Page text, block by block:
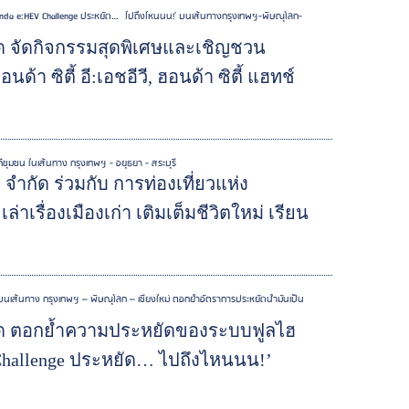
e:HEV Challenge ประหยัด… ไปถึงไหนนน!’ บนเส้นทางกรุงเทพฯ-พิษณุโลก-
จัดกิจกรรมสุดพิเศษและเชิญชวน
นด้า ซิตี้ อี:เอชอีวี, ฮอนด้า ซิตี้ แฮทช์
ชุมชน ในเส้นทาง กรุงเทพฯ - อยุธยา - สระบุรี
ากัด ร่วมกับ การท่องเที่ยวแห่ง
าเรื่องเมืองเก่า เติมเต็มชีวิตใหม่ เรียน
เส้นทาง กรุงเทพฯ – พิษณุโลก – เชียงใหม่ ตอกย้ำอัตราการประหยัดน้ำมันเป็น
ตอกย้ำความประหยัดของระบบฟูลไฮ
ประหยัด… ไปถึงไหนนน!’